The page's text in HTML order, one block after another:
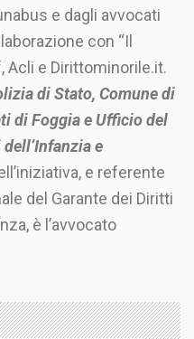
e dagli avvocati
con “Il
Acli e Dirittominorile.it.
di Stato, Comune di
di Foggia e Ufficio del
e
e referente
del Garante dei Diritti
è l’avvocato